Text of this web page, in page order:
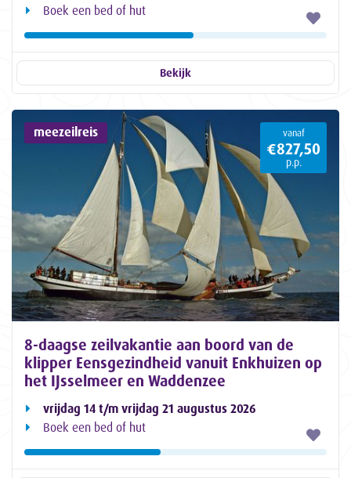
Boek een bed of hut
Bekijk
meezeilreis vanaf
€827,50
p.p.
8-daagse zeilvakantie aan boord van de
klipper Eensgezindheid vanuit Enkhuizen op
het IJsselmeer en Waddenzee
vrijdag 14 t/m vrijdag 21 augustus 2026
Boek een bed of hut